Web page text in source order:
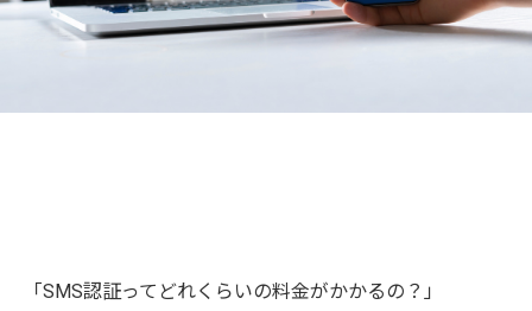
「SMS認証ってどれくらいの料金がかかるの？」